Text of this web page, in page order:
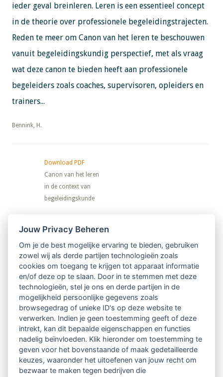
ieder geval breinleren. Leren is een essentieel concept
in de theorie over professionele begeleidingstrajecten.
Reden te meer om Canon van het leren te beschouwen
vanuit begeleidingskundig perspectief, met als vraag
wat deze canon te bieden heeft aan professionele
begeleiders zoals coaches, supervisoren, opleiders en
trainers...
​​​​​​​Bennink, H.
Download PDF
Canon van het leren
in de context van
begeleidingskunde
Nieuwsbrief
Ontvang 10 x per jaar de LVSC-
relatienieuwsbrief met o.a.:
vrij toegankelijke TsvB-artikelen
nieuws op het vlak van professioneel
begeleiden
informatie over LVSC-activiteiten
Jouw Privacy Beheren
Om je de best mogelijke ervaring te bieden, gebruiken
zowel wij als derde partijen technologieën zoals
cookies om toegang te krijgen tot apparaat informatie
en/of deze op te slaan. Door in te stemmen met deze
technologieën, stel je ons en derde partijen in de
mogelijkheid persoonlijke gegevens zoals
browsegedrag of unieke ID's op deze website te
verwerken. Indien je geen toestemming geeft of deze
intrekt, kan dit bepaalde eigenschappen en functies
nadelig beïnvloeden. Klik hieronder om toestemming te
geven voor het bovenstaande of maak gedetailleerde
keuzes, waaronder het uitoefenen van jouw recht om
bezwaar te maken tegen bedrijven die